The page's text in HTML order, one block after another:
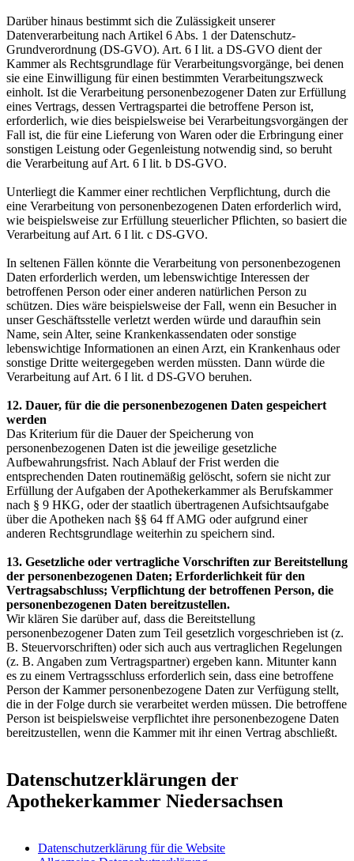
Darüber hinaus bestimmt sich die Zulässigkeit unserer
Datenverarbeitung nach Artikel 6 Abs. 1 der Datenschutz-
Grundverordnung (DS-GVO). Art. 6 I lit. a DS-GVO dient der
Kammer als Rechtsgrundlage für Verarbeitungsvorgänge, bei denen
sie eine Einwilligung für einen bestimmten Verarbeitungszweck
einholt. Ist die Verarbeitung personenbezogener Daten zur Erfüllung
eines Vertrags, dessen Vertragspartei die betroffene Person ist,
erforderlich, wie dies beispielsweise bei Verarbeitungsvorgängen der
Fall ist, die für eine Lieferung von Waren oder die Erbringung einer
sonstigen Leistung oder Gegenleistung notwendig sind, so beruht
die Verarbeitung auf Art. 6 I lit. b DS-GVO.
Unterliegt die Kammer einer rechtlichen Verpflichtung, durch die
eine Verarbeitung von personenbezogenen Daten erforderlich wird,
wie beispielsweise zur Erfüllung steuerlicher Pflichten, so basiert die
Verarbeitung auf Art. 6 I lit. c DS-GVO.
In seltenen Fällen könnte die Verarbeitung von personenbezogenen
Daten erforderlich werden, um lebenswichtige Interessen der
betroffenen Person oder einer anderen natürlichen Person zu
schützen. Dies wäre beispielsweise der Fall, wenn ein Besucher in
unser Geschäftsstelle verletzt werden würde und daraufhin sein
Name, sein Alter, seine Krankenkassendaten oder sonstige
lebenswichtige Informationen an einen Arzt, ein Krankenhaus oder
sonstige Dritte weitergegeben werden müssten. Dann würde die
Verarbeitung auf Art. 6 I lit. d DS-GVO beruhen.
12. Dauer, für die die personenbezogenen Daten gespeichert
werden
Das Kriterium für die Dauer der Speicherung von
personenbezogenen Daten ist die jeweilige gesetzliche
Aufbewahrungsfrist. Nach Ablauf der Frist werden die
entsprechenden Daten routinemäßig gelöscht, sofern sie nicht zur
Erfüllung der Aufgaben der Apothekerkammer als Berufskammer
nach § 9 HKG, oder der staatlich übertragenen Aufsichtsaufgabe
über die Apotheken nach §§ 64 ff AMG oder aufgrund einer
anderen Rechtsgrundlage weiterhin zu speichern sind.
13. Gesetzliche oder vertragliche Vorschriften zur Bereitstellung
der personenbezogenen Daten; Erforderlichkeit für den
Vertragsabschluss; Verpflichtung der betroffenen Person, die
personenbezogenen Daten bereitzustellen.
Wir klären Sie darüber auf, dass die Bereitstellung
personenbezogener Daten zum Teil gesetzlich vorgeschrieben ist (z.
B. Steuervorschriften) oder sich auch aus vertraglichen Regelungen
(z. B. Angaben zum Vertragspartner) ergeben kann. Mitunter kann
es zu einem Vertragsschluss erforderlich sein, dass eine betroffene
Person der Kammer personenbezogene Daten zur Verfügung stellt,
die in der Folge durch sie verarbeitet werden müssen. Die betroffene
Person ist beispielsweise verpflichtet ihre personenbezogene Daten
bereitzustellen, wenn die Kammer mit ihr einen Vertrag abschließt.
Datenschutzerklärungen der
Apothekerkammer Niedersachsen
Datenschutzerklärung für die Website